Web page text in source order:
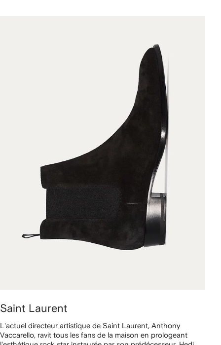
Saint Laurent
L'actuel directeur artistique de Saint Laurent, Anthony
Vaccarello, ravit tous les fans de la maison en prologeant